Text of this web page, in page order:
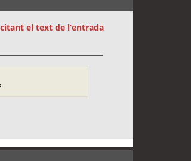
el text de l’entrada